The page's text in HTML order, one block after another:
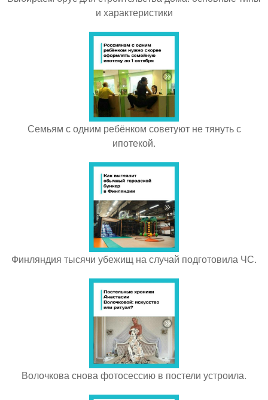
и характеристики
Семьям с одним ребёнком советуют не тянуть с
ипотекой.
Финляндия тысячи убежищ на случай подготовила ЧС.
Волочкова снова фотосессию в постели устроила.